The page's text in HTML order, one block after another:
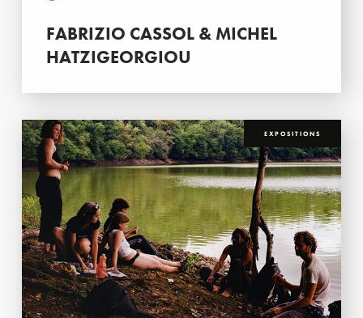
FABRIZIO CASSOL & MICHEL
HATZIGEORGIOU
EXPOSITIONS